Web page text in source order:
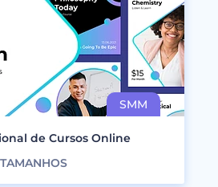
de Cursos Online
TAMANHOS